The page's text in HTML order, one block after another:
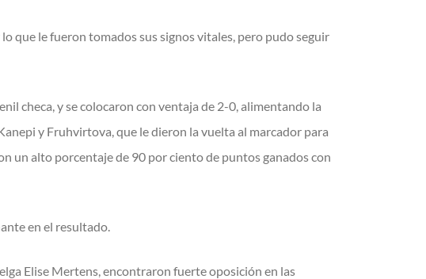
que le fueron tomados sus signos vitales, pero pudo seguir
checa, y se colocaron con ventaja de 2-0, alimentando la
y Fruhvirtova, que le dieron la vuelta al marcador para
un alto porcentaje de 90 por ciento de puntos ganados con
en el resultado.
Elise Mertens, encontraron fuerte oposición en las